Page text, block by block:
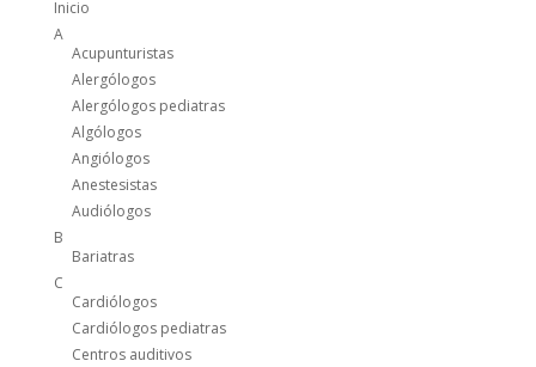
Inicio
A
Acupunturistas
Alergólogos
Alergólogos pediatras
Algólogos
Angiólogos
Anestesistas
Audiólogos
B
Bariatras
C
Cardiólogos
Cardiólogos pediatras
Centros auditivos